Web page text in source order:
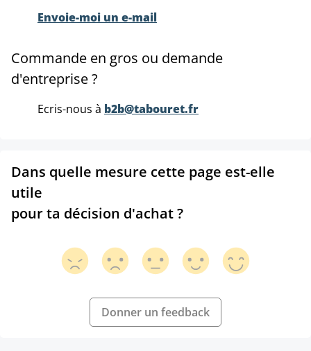
Envoie-moi un e-mail
Commande en gros ou demande
d'entreprise ?
Ecris-nous à b2b@tabouret.fr
Dans quelle mesure cette page est-elle
utile
pour ta décision d'achat ?
Donner un feedback